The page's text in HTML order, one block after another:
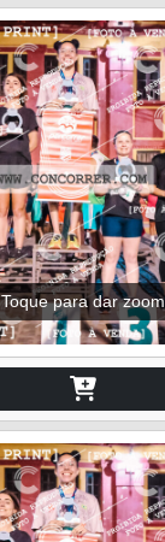
Toque para dar zoom